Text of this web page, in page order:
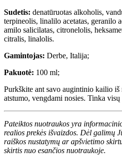
Sudetis: denatūruotas alkoholis,
terpineolis, linalilo acetatas, geranilo
amilo salicilatas, citronelolis,
citralis, linalolis.
Gamintojas: Derbe, Italija;
Pakuotė: 100 ml;
Purkškite ant savo augintinio kailio iš
atstumo, vengdami nosies. Tinka
Pateiktos nuotraukos yra
realios prekės išvaizdos. Dėl galimų
raiškos nustatymų ar apšvietimo
skirtis nuo esančios nuotraukoje.